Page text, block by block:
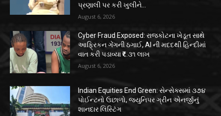
પ્રણાલી પર કરી ખુલીને...
August 6, 2026
Cyber Fraud Exposed: રાજકોટના ખેડૂત સાથે
આફ્રિકન ગેંગની ઠગાઈ, AI ની મદદથી હિન્દીમાં
વાત કરી પડાવ્યા ₹૬.૩૧ લાખ
August 6, 2026
Indian Equities End Green: સેન્સેક્સમાં ૩૭૪
પોઈન્ટનો ઉછાળો, જ્યુનિપર ગ્રીન એનર્જીનું
શાનદાર લિસ્ટિંગ